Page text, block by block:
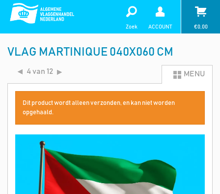
Zoek ACCOUNT €0,00
VLAG MARTINIQUE 040X060 CM
4 van 12 MENU
Dit product wordt alleen verzonden, en kan niet worden
opgehaald.